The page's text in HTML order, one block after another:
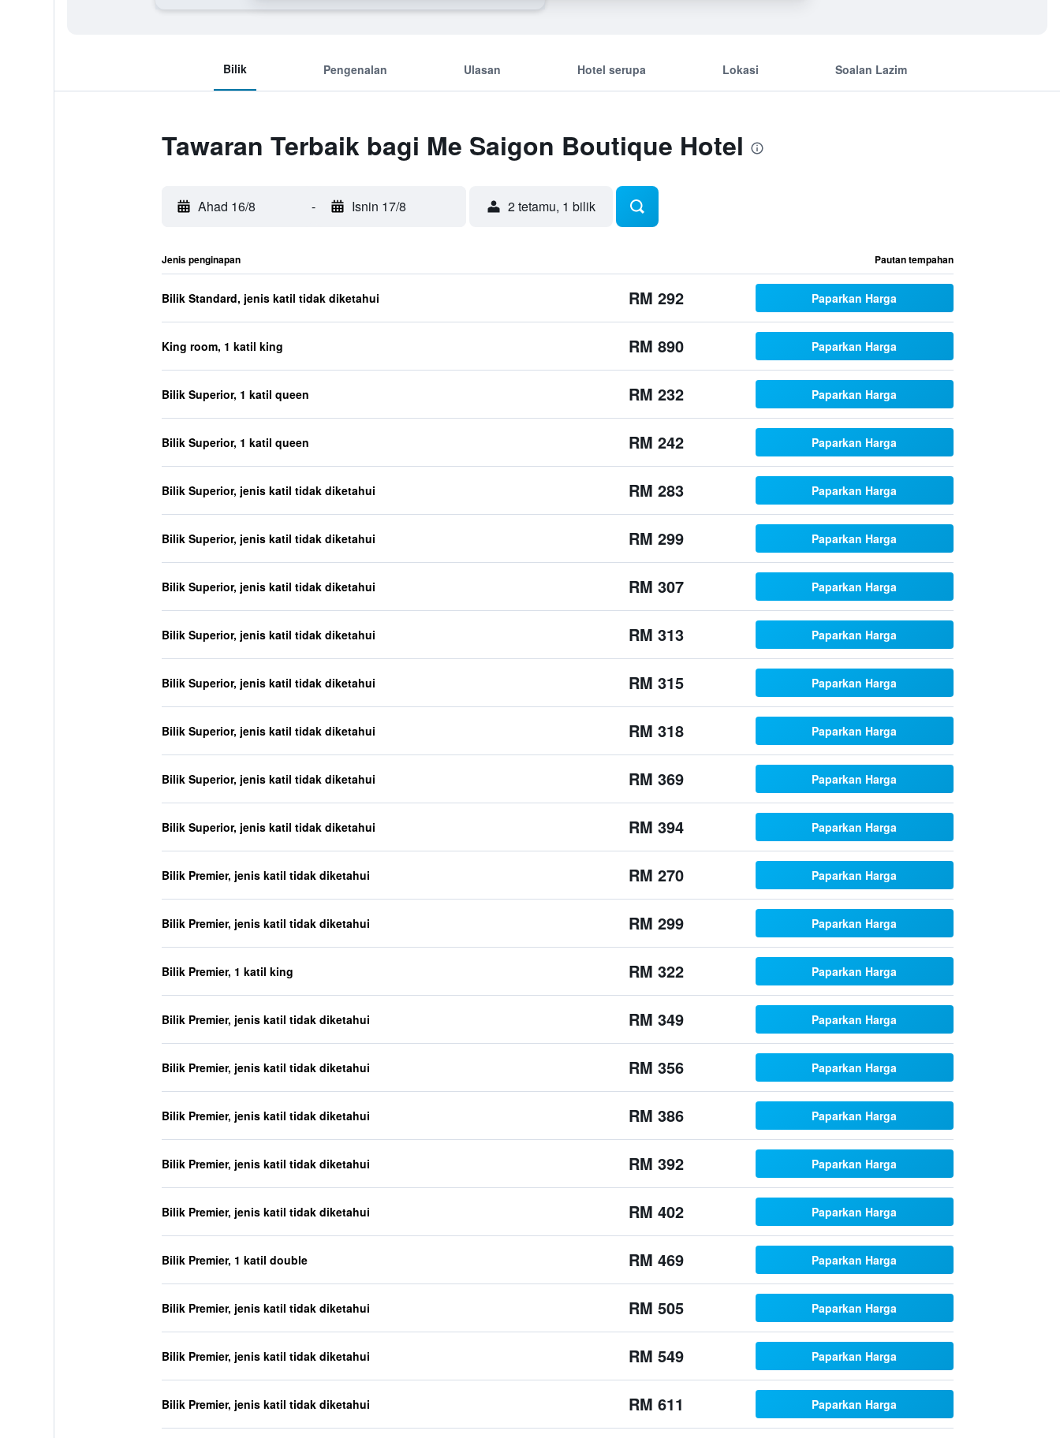
Bilik Pengenalan Ulasan Hotel serupa Lokasi Soalan Lazim
Tawaran Terbaik bagi Me Saigon Boutique Hotel
Ahad 16/8 - Isnin 17/8 2 tetamu, 1 bilik
Jenis penginapan Pautan tempahan
Bilik Standard, jenis katil tidak diketahui RM 292 Paparkan Harga
King room, 1 katil king RM 890 Paparkan Harga
Bilik Superior, 1 katil queen RM 232 Paparkan Harga
Bilik Superior, 1 katil queen RM 242 Paparkan Harga
Bilik Superior, jenis katil tidak diketahui RM 283 Paparkan Harga
Bilik Superior, jenis katil tidak diketahui RM 299 Paparkan Harga
Bilik Superior, jenis katil tidak diketahui RM 307 Paparkan Harga
Bilik Superior, jenis katil tidak diketahui RM 313 Paparkan Harga
Bilik Superior, jenis katil tidak diketahui RM 315 Paparkan Harga
Bilik Superior, jenis katil tidak diketahui RM 318 Paparkan Harga
Bilik Superior, jenis katil tidak diketahui RM 369 Paparkan Harga
Bilik Superior, jenis katil tidak diketahui RM 394 Paparkan Harga
Bilik Premier, jenis katil tidak diketahui RM 270 Paparkan Harga
Bilik Premier, jenis katil tidak diketahui RM 299 Paparkan Harga
Bilik Premier, 1 katil king RM 322 Paparkan Harga
Bilik Premier, jenis katil tidak diketahui RM 349 Paparkan Harga
Bilik Premier, jenis katil tidak diketahui RM 356 Paparkan Harga
Bilik Premier, jenis katil tidak diketahui RM 386 Paparkan Harga
Bilik Premier, jenis katil tidak diketahui RM 392 Paparkan Harga
Bilik Premier, jenis katil tidak diketahui RM 402 Paparkan Harga
Bilik Premier, 1 katil double RM 469 Paparkan Harga
Bilik Premier, jenis katil tidak diketahui RM 505 Paparkan Harga
Bilik Premier, jenis katil tidak diketahui RM 549 Paparkan Harga
Bilik Premier, jenis katil tidak diketahui RM 611 Paparkan Harga